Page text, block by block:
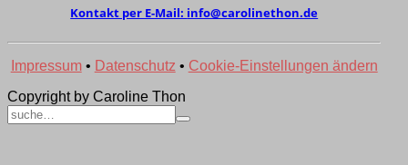
Kontakt per E-Mail: ed.nohtenilorac@ofni
Impressum• Datenschutz • Cookie-Einstellungen ändern
Copyright by Caroline Thon